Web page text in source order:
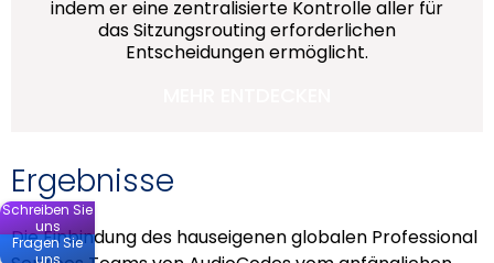
indem er eine zentralisierte Kontrolle aller für
das Sitzungsrouting erforderlichen
Entscheidungen ermöglicht.
Ergebnisse
Die Einbindung des hauseigenen globalen Professional
Schreiben Sie
uns
Fragen Sie
uns